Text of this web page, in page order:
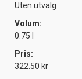
Uten utvalg
Volum:
0.75 l
Pris:
322.50 kr